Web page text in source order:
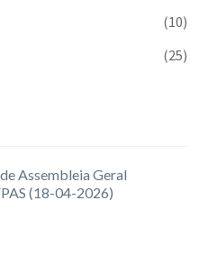
(10)
(25)
Assembleia Geral
(18-04-2026)